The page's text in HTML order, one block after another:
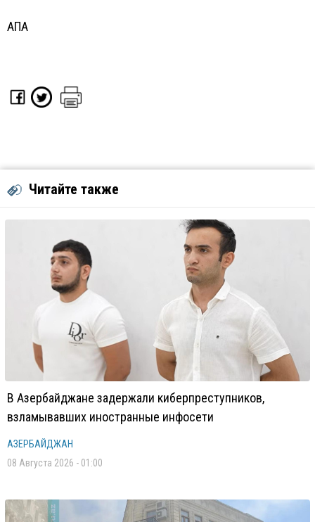
АПА
Читайте также
В Азербайджане задержали киберпреступников,
взламывавших иностранные инфосети
АЗЕРБАЙДЖАН
08 Августа 2026 - 01:00